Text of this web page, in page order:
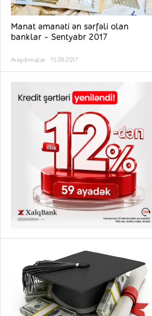
Manat əmanəti ən sərfəli olan
banklar - Sentyabr 2017
Araşdırmalar 15.09.2017